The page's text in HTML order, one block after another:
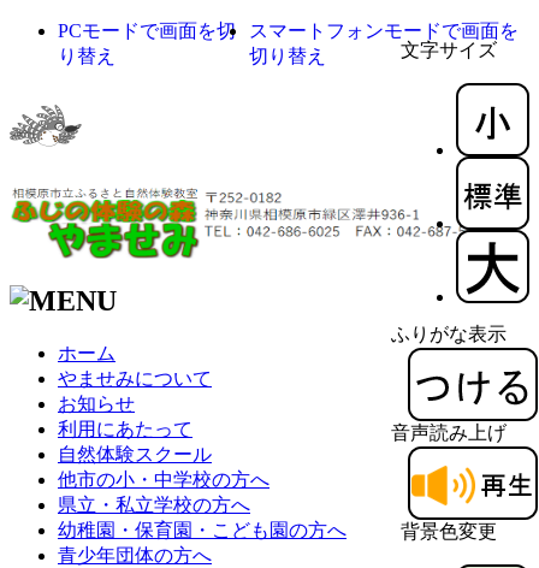
文字サイズ
ふりがな表示
音声読み上げ
背景色変更
PCモードで画面を切
り替え
スマートフォンモードで画面を
切り替え
ホーム
やませみについて
お知らせ
利用にあたって
自然体験スクール
他市の小・中学校の方へ
県立・私立学校の方へ
幼稚園・保育園・こども園の方へ
青少年団体の方へ